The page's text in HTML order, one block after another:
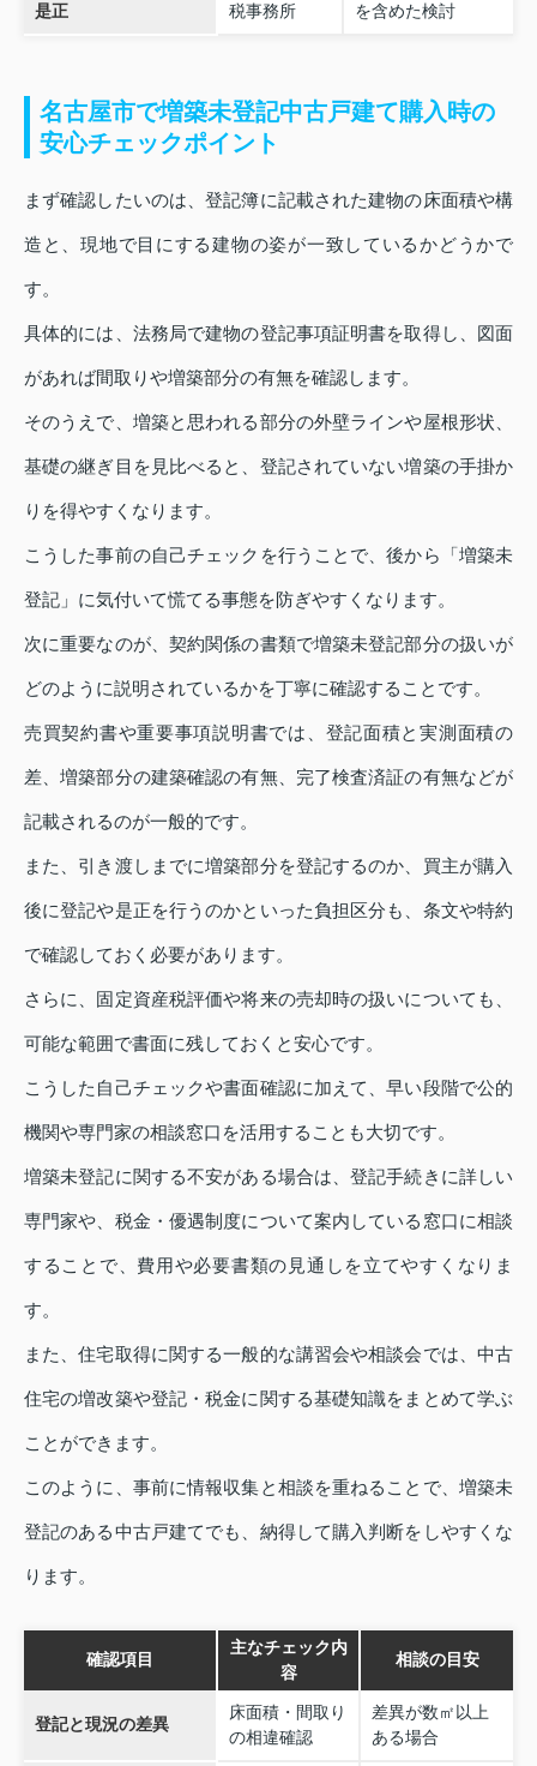
是正
税事務所
を含めた検討
名古屋市で増築未登記中古戸建て購入時の
安心チェックポイント
まず確認したいのは、登記簿に記載された建物の床面積や構
造と、現地で目にする建物の姿が一致しているかどうかで
す。
具体的には、法務局で建物の登記事項証明書を取得し、図面
があれば間取りや増築部分の有無を確認します。
そのうえで、増築と思われる部分の外壁ラインや屋根形状、
基礎の継ぎ目を見比べると、登記されていない増築の手掛か
りを得やすくなります。
こうした事前の自己チェックを行うことで、後から「増築未
登記」に気付いて慌てる事態を防ぎやすくなります。
次に重要なのが、契約関係の書類で増築未登記部分の扱いが
どのように説明されているかを丁寧に確認することです。
売買契約書や重要事項説明書では、登記面積と実測面積の
差、増築部分の建築確認の有無、完了検査済証の有無などが
記載されるのが一般的です。
また、引き渡しまでに増築部分を登記するのか、買主が購入
後に登記や是正を行うのかといった負担区分も、条文や特約
で確認しておく必要があります。
さらに、固定資産税評価や将来の売却時の扱いについても、
可能な範囲で書面に残しておくと安心です。
こうした自己チェックや書面確認に加えて、早い段階で公的
機関や専門家の相談窓口を活用することも大切です。
増築未登記に関する不安がある場合は、登記手続きに詳しい
専門家や、税金・優遇制度について案内している窓口に相談
することで、費用や必要書類の見通しを立てやすくなりま
す。
また、住宅取得に関する一般的な講習会や相談会では、中古
住宅の増改築や登記・税金に関する基礎知識をまとめて学ぶ
ことができます。
このように、事前に情報収集と相談を重ねることで、増築未
登記のある中古戸建てでも、納得して購入判断をしやすくな
ります。
確認項目
主なチェック内
容
相談の目安
登記と現況の差異
床面積・間取り
の相違確認
差異が数㎡以上
ある場合